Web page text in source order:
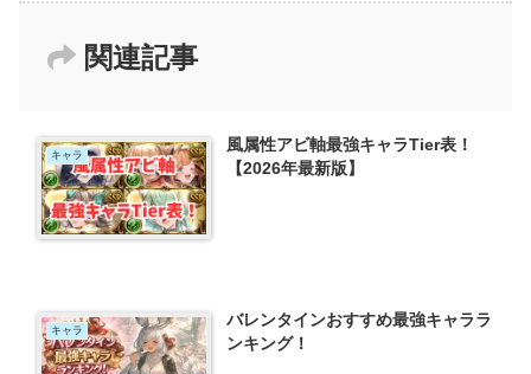
関連記事
キャラ
風属性アビ軸最強キャラTier表！
【2026年最新版】
キャラ
バレンタインおすすめ最強キャララ
ンキング！